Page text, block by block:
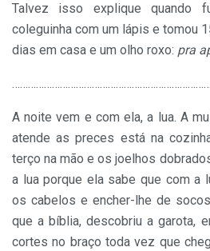
Talvez isso explique quando
coleguinha com um lápis e tomou
dias em casa e um olho roxo: pra
A noite vem e com ela, a lua. A
atende as preces está na
terço na mão e os joelhos
a lua porque ela sabe que com a
os cabelos e encher-lhe de
que a bíblia, descobriu a garota,
cortes no braço toda vez que